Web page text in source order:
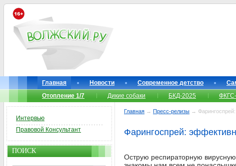
Главная Новости Современное детство
Отопление 1/7
Дикие собаки БКД-2025
Главная → Пресс-релизы →
Фарингоспрей:
Острую респираторную
Интервью
Правовой Консультант
ПОИСК